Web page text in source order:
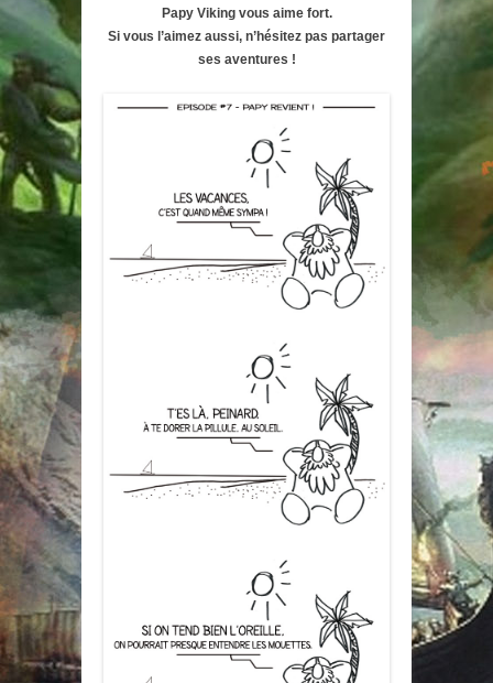
Papy Viking vous aime fort.
Si vous l’aimez aussi, n’hésitez pas partager
ses aventures !